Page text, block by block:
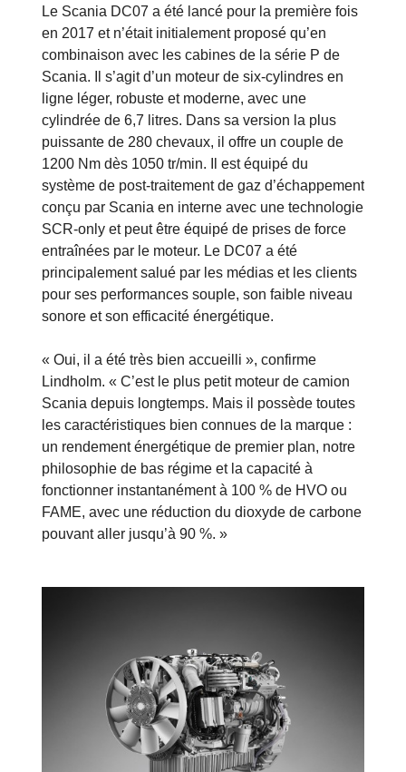
Le Scania DC07 a été lancé pour la première fois
en 2017 et n’était initialement proposé qu’en
combinaison avec les cabines de la série P de
Scania. Il s’agit d’un moteur de six-cylindres en
ligne léger, robuste et moderne, avec une
cylindrée de 6,7 litres. Dans sa version la plus
puissante de 280 chevaux, il offre un couple de
1200 Nm dès 1050 tr/min. Il est équipé du
système de post-traitement de gaz d’échappement
conçu par Scania en interne avec une technologie
SCR-only et peut être équipé de prises de force
entraînées par le moteur. Le DC07 a été
principalement salué par les médias et les clients
pour ses performances souple, son faible niveau
sonore et son efficacité énergétique.
« Oui, il a été très bien accueilli », confirme
Lindholm. « C’est le plus petit moteur de camion
Scania depuis longtemps. Mais il possède toutes
les caractéristiques bien connues de la marque :
un rendement énergétique de premier plan, notre
philosophie de bas régime et la capacité à
fonctionner instantanément à 100 % de HVO ou
FAME, avec une réduction du dioxyde de carbone
pouvant aller jusqu’à 90 %. »